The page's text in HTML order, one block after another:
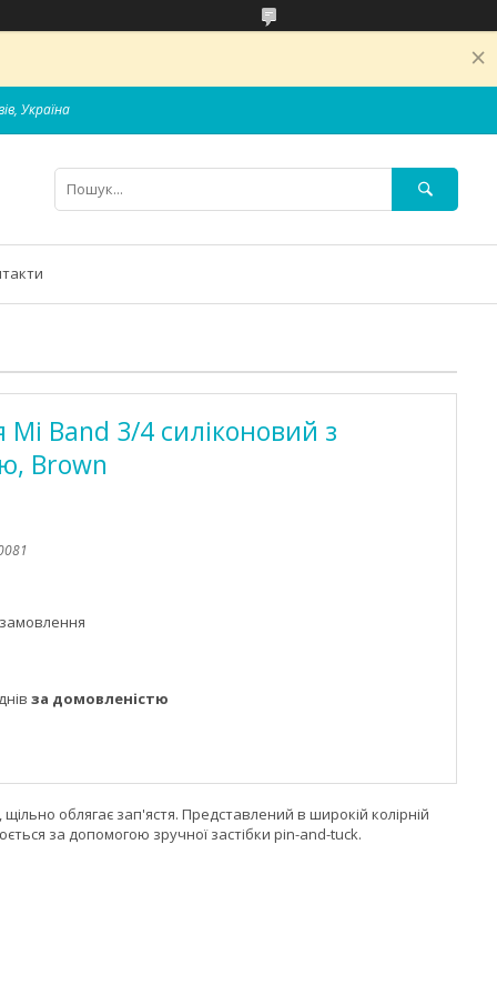
Україна
Band 3/4 силіконовий з
Brown
за домовленістю
облягає зап'ястя. Представлений в широкій колірній
за допомогою зручної застібки pin-and-tuck.